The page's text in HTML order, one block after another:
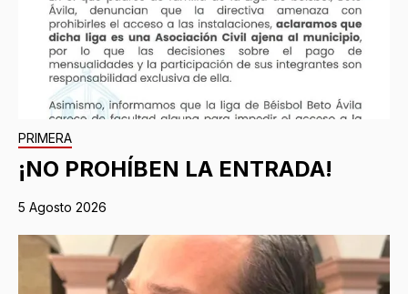
PRIMERA
¡NO PROHÍBEN LA ENTRADA!
5 Agosto 2026